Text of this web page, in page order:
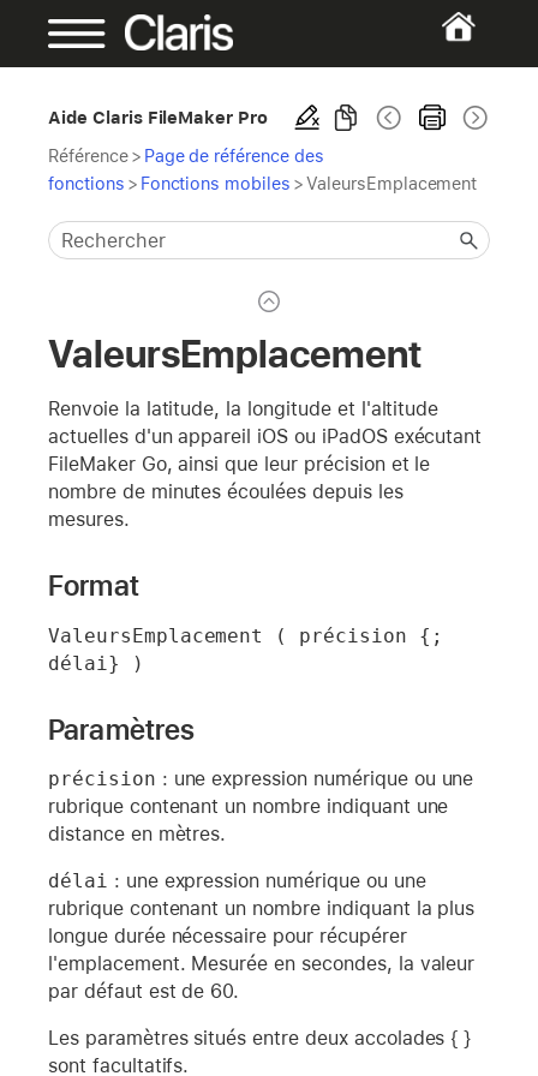
Aide Claris FileMaker Pro
Référence> Page de référence des
fonctions > Fonctions mobiles >ValeursEmplacement
ValeursEmplacement
Renvoie la latitude, la longitude et l'altitude
actuelles d'un appareil iOS ou iPadOS exécutant
FileMaker Go, ainsi que leur précision et le
nombre de minutes écoulées depuis les
mesures.
Format
ValeursEmplacement ( précision {;
délai} )
Paramètres
précision : une expression numérique ou une
rubrique contenant un nombre indiquant une
distance en mètres.
délai : une expression numérique ou une
rubrique contenant un nombre indiquant la plus
longue durée nécessaire pour récupérer
l'emplacement. Mesurée en secondes, la valeur
par défaut est de 60.
Les paramètres situés entre deux accolades { }
sont facultatifs.